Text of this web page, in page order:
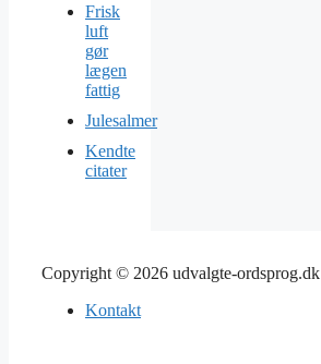
Frisk
luft
gør
lægen
fattig
Julesalmer
Kendte
citater
Copyright © 2026 udvalgte-ordsprog.dk
Kontakt